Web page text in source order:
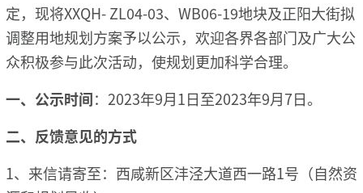
定，现将XXQH- ZL04-03、WB06-19地块及正阳大街拟
调整用地规划方案予以公示，欢迎各界各部门及广大公
众积极参与此次活动，使规划更加科学合理。
一、公示时间：2023年9月1日至2023年9月7日。
二、反馈意见的方式
1、来信请寄至：西咸新区沣泾大道西一路1号（自然资